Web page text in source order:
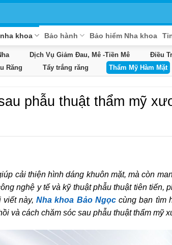
khoa Bảo hành Bảo hiểm Nha khoa
Dịch Vụ Giảm Đau, Mê -Tiền Mê Điều
Răng Tẩy trắng răng Thẩm Mỹ Hàm Mặt
phẫu thuật thẩm mỹ
cải thiện hình dáng khuôn mặt, mà còn
nghệ y tế và kỹ thuật phẫu thuật tiên tiến,
viết này,Nha khoa Bảo Ngọc cùng bạn tìm
và cách chăm sóc sau phẫu thuật thẩm mỹ